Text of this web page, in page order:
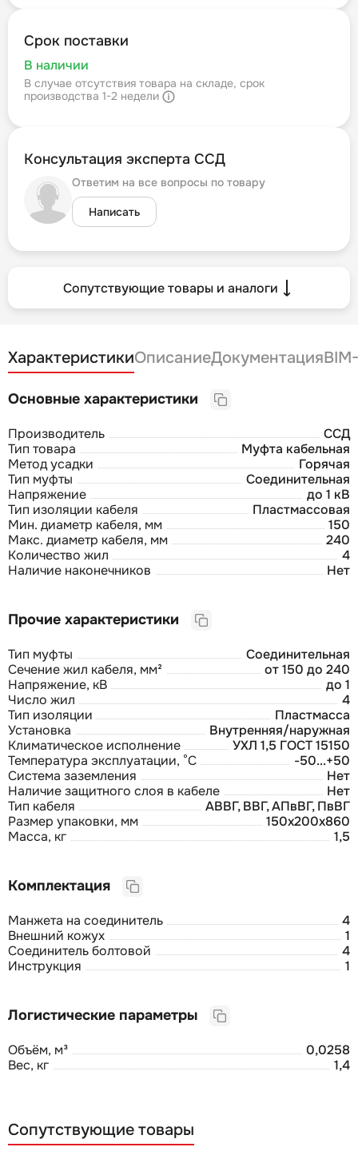
Срок поставки
В наличии
В случае отсутствия товара на складе, срок
производства 1-2 недели
Консультация эксперта ССД
Ответим на все вопросы по товару
Написать
Сопутствующие товары и аналоги
ХарактеристикиОписаниеДокументация
Основные характеристики
Производитель
ССД
Тип товара
Муфта кабельная
Метод усадки
Горячая
Тип муфты
Соединительная
Напряжение
до 1 кВ
Тип изоляции кабеля
Пластмассовая
Мин. диаметр кабеля, мм
150
Макс. диаметр кабеля, мм
240
Количество жил
4
Наличие наконечников
Нет
Прочие характеристики
Тип муфты
Соединительная
Сечение жил кабеля, мм²
от 150 до 240
Напряжение, кВ
до 1
Число жил
4
Тип изоляции
Пластмасса
Установка
Внутренняя/наружная
Климатическое исполнение
УХЛ 1,5 ГОСТ 15150
Температура эксплуатации, °С
-50...+50
Система заземления
Нет
Наличие защитного слоя в кабеле
Нет
Тип кабеля
АВВГ, ВВГ, АПвВГ, ПвВГ
Размер упаковки, мм
150x200x860
Масса, кг
1,5
Комплектация
Манжета на соединитель
4
Внешний кожух
1
Соединитель болтовой
4
Инструкция
1
Логистические параметры
Объём, м³
0,0258
Вес, кг
1,4
Сопутствующие товары